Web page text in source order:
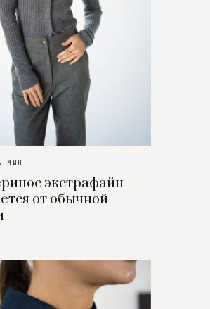
МИН
экстрафайн
от обычной